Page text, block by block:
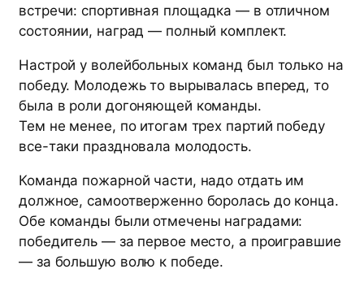
встречи: спортивная площадка — в отличном
состоянии, наград — полный комплект.
Настрой у волейбольных команд был только на
победу. Молодежь то вырывалась вперед, то
была в роли догоняющей команды.
Тем не менее, по итогам трех партий победу
все-таки праздновала молодость.
Команда пожарной части, надо отдать им
должное, самоотверженно боролась до конца.
Обе команды были отмечены наградами:
победитель — за первое место, а проигравшие
— за большую волю к победе.